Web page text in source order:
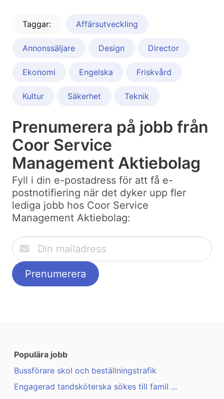
Taggar: Affärsutveckling
Annonssäljare Design Director
Ekonomi Engelska Friskvård
Kultur Säkerhet Teknik
Prenumerera på jobb från
Coor Service
Management Aktiebolag
Fyll i din e-postadress för att få e-
postnotifiering när det dyker upp fler
lediga jobb hos Coor Service
Management Aktiebolag:
Populära jobb
Bussförare skol och beställningstrafik
Engagerad tandsköterska sökes till famil ...